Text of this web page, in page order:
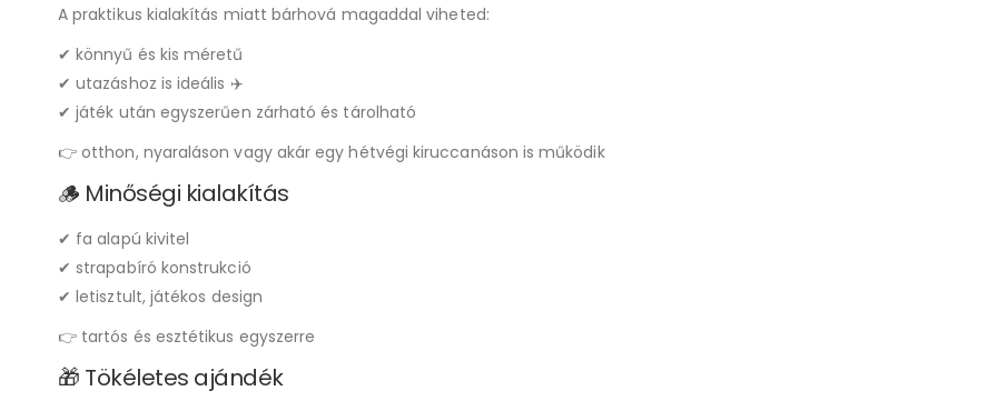
A praktikus kialakítás miatt bárhová magaddal viheted:
✔ könnyű és kis méretű
✔ utazáshoz is ideális ✈️
✔ játék után egyszerűen zárható és tárolható
👉 otthon, nyaraláson vagy akár egy hétvégi kiruccanáson is működik
🪵 Minőségi kialakítás
✔ fa alapú kivitel
✔ strapabíró konstrukció
✔ letisztult, játékos design
👉 tartós és esztétikus egyszerre
🎁 Tökéletes ajándék